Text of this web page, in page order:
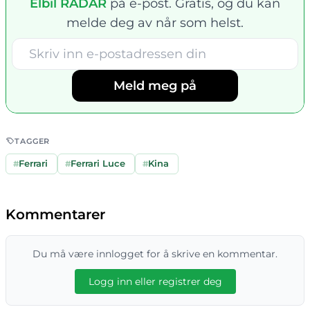
Elbil RADAR på e-post. Gratis, og du kan
melde deg av når som helst.
Meld meg på
TAGGER
#Ferrari #Ferrari Luce #Kina
Kommentarer
Du må være innlogget for å skrive en kommentar.
Logg inn eller registrer deg